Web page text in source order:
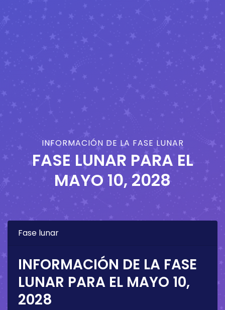
INFORMACIÓN DE LA FASE LUNAR
FASE LUNAR PARA EL
MAYO 10, 2028
Fase lunar
INFORMACIÓN DE LA FASE
LUNAR PARA EL MAYO 10,
2028